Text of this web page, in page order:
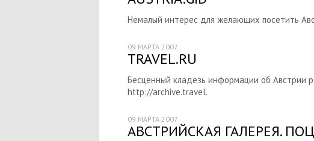
Немалый интерес для желающих посетить
TRAVEL.RU
Бесценный кладезь информации об Австрии
http://archive.travel.
09 МАРТА 2007
АВСТРИЙСКАЯ ГАЛЕРЕЯ.
09 МАРТА 2007